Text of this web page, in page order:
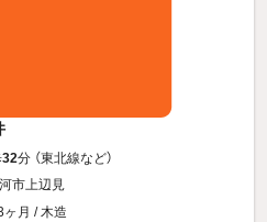
32分 （東北線など）
市上辺見
月 / 木造